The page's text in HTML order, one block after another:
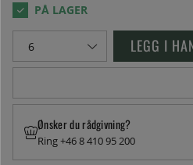
LEGG I
Ønsker du rådgivning?
Ring +46 8 410 95 200